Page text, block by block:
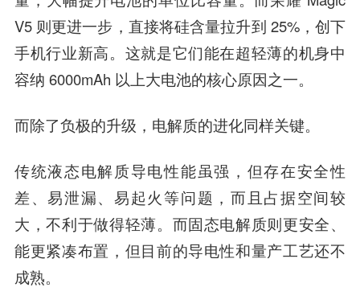
V5 则更进一步，直接将硅含量拉升到 25%，创下
手机行业新高。这就是它们能在超轻薄的机身中
容纳 6000mAh 以上大电池的核心原因之一。
而除了负极的升级，电解质的进化同样关键。
传统液态电解质导电性能虽强，但存在安全性
差、易泄漏、易起火等问题，而且占据空间较
大，不利于做得轻薄。而固态电解质则更安全、
能更紧凑布置，但目前的导电性和量产工艺还不
成熟。